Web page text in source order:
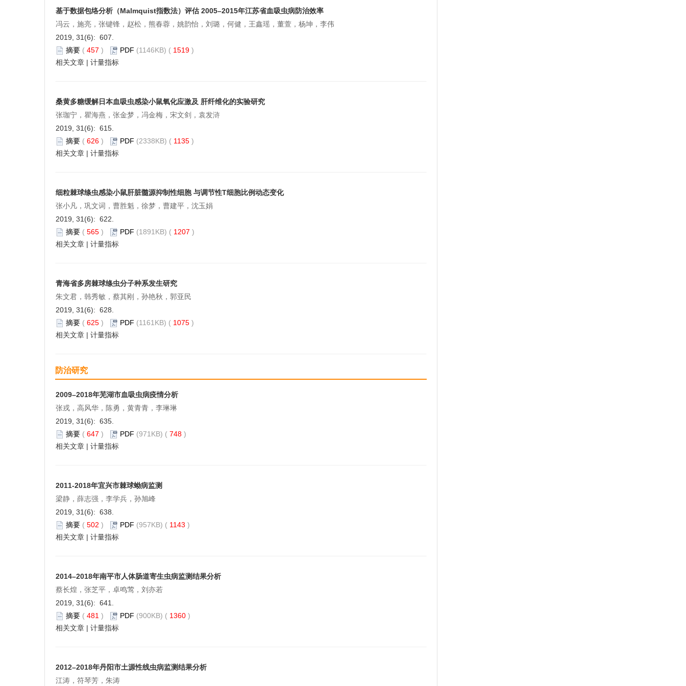
基于数据包络分析（Malmquist指数法）评估 2005–2015年江苏省血吸虫病防治效率
冯云，施亮，张键锋，赵松，熊春蓉，姚韵怡，刘璐，何健，王鑫瑶，董萱，杨坤，李伟
2019, 31(6): 607.
摘要 ( 457 ) PDF (1146KB) ( 1519 )
相关文章 | 计量指标
桑黄多糖缓解日本血吸虫感染小鼠氧化应激及 肝纤维化的实验研究
张珈宁，瞿海燕，张金梦，冯金梅，宋文剑，袁发浒
2019, 31(6): 615.
摘要 ( 626 ) PDF (2338KB) ( 1135 )
相关文章 | 计量指标
细粒棘球绦虫感染小鼠肝脏髓源抑制性细胞 与调节性T细胞比例动态变化
张小凡，巩文词，曹胜魁，徐梦，曹建平，沈玉娟
2019, 31(6): 622.
摘要 ( 565 ) PDF (1891KB) ( 1207 )
相关文章 | 计量指标
青海省多房棘球绦虫分子种系发生研究
朱文君，韩秀敏，蔡其刚，孙艳秋，郭亚民
2019, 31(6): 628.
摘要 ( 625 ) PDF (1161KB) ( 1075 )
相关文章 | 计量指标
防治研究
2009–2018年芜湖市血吸虫病疫情分析
张戎，高风华，陈勇，黄青青，李琳琳
2019, 31(6): 635.
摘要 ( 647 ) PDF (971KB) ( 748 )
相关文章 | 计量指标
2011-2018年宜兴市棘球蚴病监测
梁静，薛志强，李学兵，孙旭峰
2019, 31(6): 638.
摘要 ( 502 ) PDF (957KB) ( 1143 )
相关文章 | 计量指标
2014–2018年南平市人体肠道寄生虫病监测结果分析
蔡长煌，张芝平，卓鸣莺，刘亦若
2019, 31(6): 641.
摘要 ( 481 ) PDF (900KB) ( 1360 )
相关文章 | 计量指标
2012–2018年丹阳市土源性线虫病监测结果分析
江涛，符琴芳，朱涛